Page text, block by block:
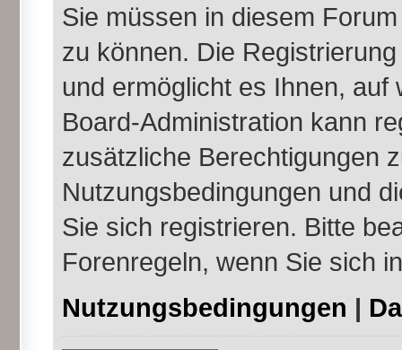
Sie müssen in diesem
zu können. Die
und ermöglicht es Ihnen,
Board-Administration kann
zusätzliche Berechtigungen
Nutzungsbedingungen und
Sie sich registrieren. Bitte
Forenregeln, wenn Sie sich
Nutzungsbedingungen |